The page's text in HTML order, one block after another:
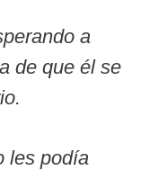
a
de que él se
les podía